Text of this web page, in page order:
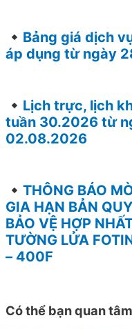
Bảng giá dịch
áp dụng từ ngày
Lịch trực, lịch
tuần 30.2026 từ
02.08.2026
THÔNG BÁO
GIA HẠN BẢN
BẢO VỆ HỢP
TƯỜNG LỬA
– 400F
Có thể bạn quan tâm